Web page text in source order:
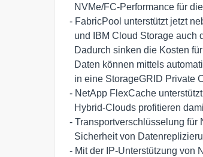
- FabricPool unterstützt jetzt
- NetApp FlexCache
- Transportverschlüsselung
- Mit der IP-Unterstützung von